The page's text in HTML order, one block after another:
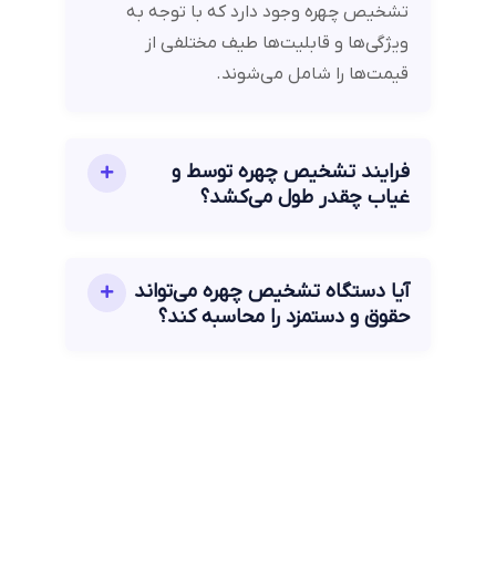
تشخیص چهره وجود دارد که با توجه به
ویژگی‌ها و قابلیت‌ها طیف مختلفی از
قیمت‌ها را شامل می‌شوند.
فرایند تشخیص چهره توسط و
غیاب چقدر طول می‌کشد؟
آیا دستگاه تشخیص چهره می‌تواند
حقوق و دستمزد را محاسبه کند؟